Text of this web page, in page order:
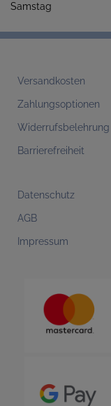
Samstag
Versandkosten
Zahlungsoptionen
Widerrufsbelehrung
Barrierefreiheit
Datenschutz
AGB
Impressum